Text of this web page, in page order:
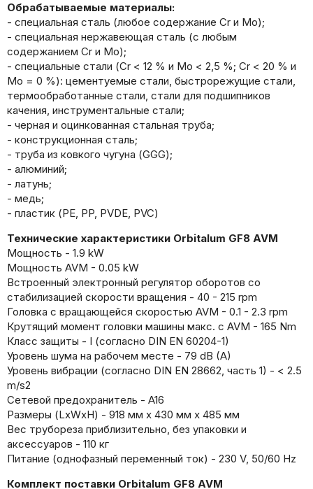
Обрабатываемые материалы:
- специальная сталь (любое содержание Cr и Mo);
- специальная нержавеющая сталь (с любым
содержанием Cr и Mo);
- специальные стали (Cr < 12 % и Mo < 2,5 %; Cr < 20 % и
Mo = 0 %): цементуемые стали, быстрорежущие стали,
термообработанные стали, стали для подшипников
качения, инструментальные стали;
- черная и оцинкованная стальная труба;
- конструкционная сталь;
- труба из ковкого чугуна (GGG);
- алюминий;
- латунь;
- медь;
- пластик (PE, PP, PVDE, PVC)
Технические характеристики Orbitalum GF8 AVM
Мощность - 1.9 kW
Мощность AVM - 0.05 kW
Встроенный электронный регулятор оборотов со
стабилизацией скорости вращения - 40 - 215 rpm
Головка с вращающейся скоростью AVM - 0.1 - 2.3 rpm
Крутящий момент головки машины макс. с AVM - 165 Nm
Класс защиты - I (согласно DIN EN 60204-1)
Уровень шума на рабочем месте - 79 dB (A)
Уровень вибрации (согласно DIN EN 28662, часть 1) - < 2.5
m/s2
Сетевой предохранитель - A16
Размеры (LxWxH) - 918 мм x 430 мм x 485 мм
Вес трубореза приблизительно, без упаковки и
аксессуаров - 110 кг
Питание (однофазный переменный ток) - 230 V, 50/60 Hz
Комплект поставки Orbitalum GF8 AVM